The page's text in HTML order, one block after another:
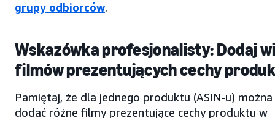
grupy odbiorców.
Wskazówka profesjonalisty: Dodaj
filmów prezentujących cechy
Pamiętaj, że dla jednego produktu (ASIN-u) można
dodać różne filmy prezentujące cechy produktu w